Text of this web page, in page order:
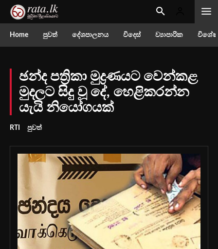
Home පුවත් දේශපාලනය විදෙස් ව්‍යාපාරික
ඡන්ද පත්‍රිකා මුද්‍රණයට වෙන්කළ
මුදලට සිදු වූ දේ, හෙළිකරන්න
යැයි නියෝගයක්
RTI පුවත්